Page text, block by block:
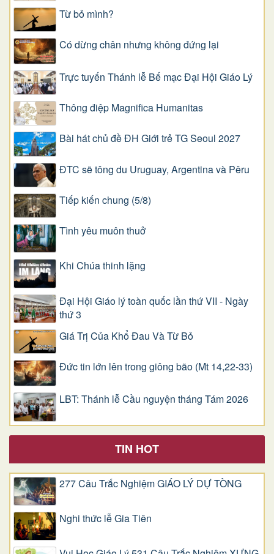
Từ bỏ mình?
Có dừng chân nhưng không đứng lại
Trực tuyến Thánh lễ Bế mạc Đại Hội Giáo Lý
Thông điệp Magnifica Humanitas
Bài hát chủ đề ĐH Giới trẻ TG Seoul 2027
ĐTC sẽ tông du Uruguay, Argentina và Pêru
Tiếp kiến chung (5/8)
Tình yêu muôn thuở
Khi Chúa thinh lặng
Đại Hội Giáo lý toàn quốc lần thứ VII - Ngày
thứ 3
Giá Trị Của Khổ Ðau Và Từ Bỏ
Đức tin lớn lên trong giông bão (Mt 14,22-33)
LBT: Thánh lễ Cầu nguyện tháng Tám 2026
TIN HOT
277 Câu Trắc Nghiệm GIÁO LÝ DỰ TÒNG
Nghi thức lễ Gia Tiên